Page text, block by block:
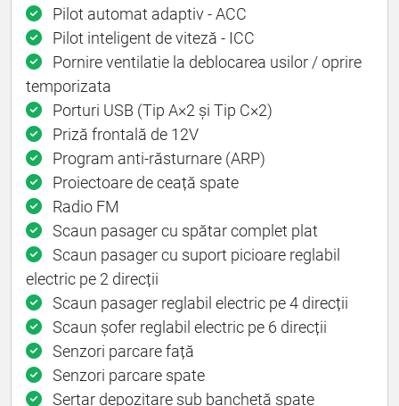
Pilot automat adaptiv - ACC
Pilot inteligent de viteză - ICC
Pornire ventilatie la deblocarea usilor / oprire
temporizata
Porturi USB (Tip A×2 și Tip C×2)
Priză frontală de 12V
Program anti-răsturnare (ARP)
Proiectoare de ceață spate
Radio FM
Scaun pasager cu spătar complet plat
Scaun pasager cu suport picioare reglabil
electric pe 2 direcții
Scaun pasager reglabil electric pe 4 direcții
Scaun șofer reglabil electric pe 6 direcții
Senzori parcare față
Senzori parcare spate
Sertar depozitare sub banchetă spate